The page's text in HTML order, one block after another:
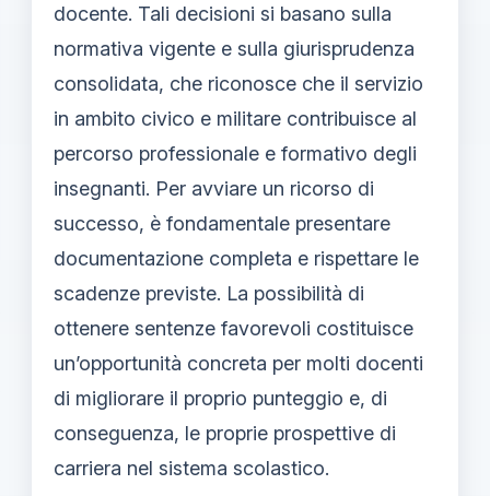
docente. Tali decisioni si basano sulla
normativa vigente e sulla giurisprudenza
consolidata, che riconosce che il servizio
in ambito civico e militare contribuisce al
percorso professionale e formativo degli
insegnanti. Per avviare un ricorso di
successo, è fondamentale presentare
documentazione completa e rispettare le
scadenze previste. La possibilità di
ottenere sentenze favorevoli costituisce
un’opportunità concreta per molti docenti
di migliorare il proprio punteggio e, di
conseguenza, le proprie prospettive di
carriera nel sistema scolastico.